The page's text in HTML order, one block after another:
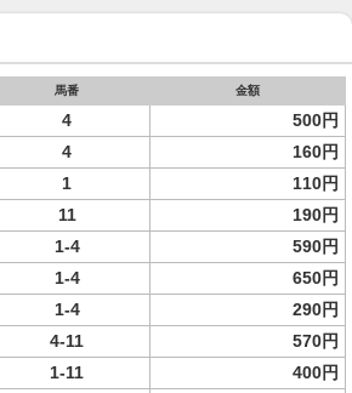
馬番 金額
4 500円
4
160円
1
110円
11
190円
1-4
590円
1-4 650円
1-4
290円
4-11
570円
1-11
400円